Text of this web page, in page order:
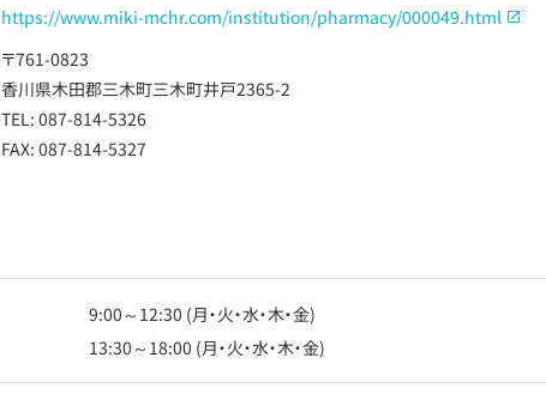
https://www.miki-mchr.com/institution/pharmacy/000049.html
〒761-0823
香川県木田郡三木町三木町井戸2365-2
TEL: 087-814-5326
FAX: 087-814-5327
9:00～12:30 (月・火・水・木・金)
13:30～18:00 (月・火・水・木・金)